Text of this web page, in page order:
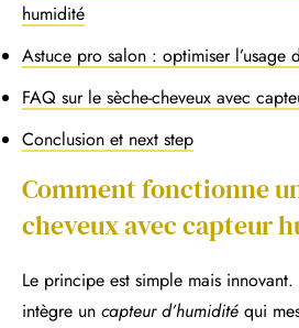
humidité
Astuce pro salon : optimiser l’usage
FAQ sur le sèche-cheveux avec
Conclusion et next step
Comment fonctionne
cheveux avec capteur
Le principe est simple mais innovant.
intègre un capteur d’humidité qui